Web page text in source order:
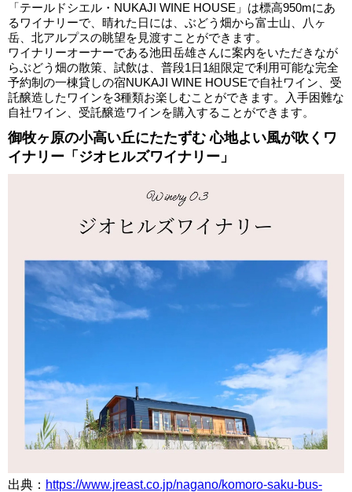
「テールドシエル・NUKAJI WINE HOUSE」は標高950mにあ
るワイナリーで、晴れた日には、ぶどう畑から富士山、八ヶ
岳、北アルプスの眺望を見渡すことができます。
ワイナリーオーナーである池田岳雄さんに案内をいただきなが
らぶどう畑の散策、試飲は、普段1日1組限定で利用可能な完全
予約制の一棟貸しの宿NUKAJI WINE HOUSEで自社ワイン、受
託醸造したワインを3種類お楽しむことができます。入手困難な
自社ワイン、受託醸造ワインを購入することができます。
御牧ヶ原の小高い丘にたたずむ 心地よい風が吹くワ
イナリー「ジオヒルズワイナリー」
出典： https://www.jreast.co.jp/nagano/komoro-saku-bus-